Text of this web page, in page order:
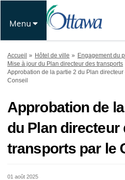
Menu
Vous êtes ici:
Accueil Hôtel de ville Engagement du
Mise à jour du Plan directeur des transports
Approbation de la partie 2 du Plan
Conseil
Approbation de
du Plan directeur
transports par le
01 août 2025